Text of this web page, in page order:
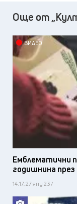
Още от
ВИДЕО
Емблематични
годишнина през
14:17, 27 яну 23 /